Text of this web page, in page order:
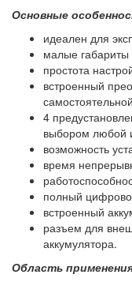
Основные
идеален для
малые
простота
встроенный
4
выбором любой
возможность
время
полный
встроенный
разъем для
аккумулятора.
Область